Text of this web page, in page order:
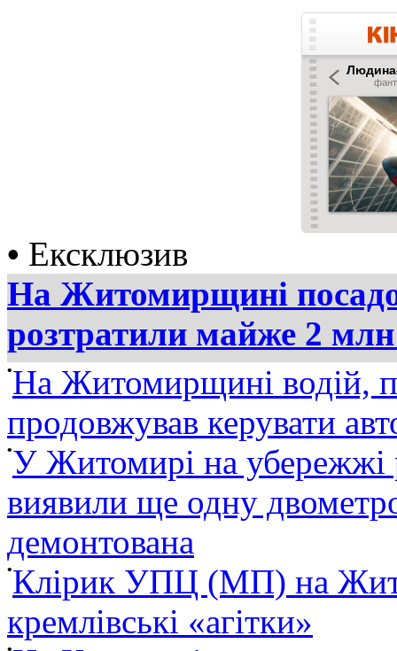
• Ексклюзив
На Житомирщині
розтратили майже 2
•На Житомирщині водій,
продовжував керувати
•У Житомирі на убережжі
виявили ще одну
демонтована
•Клірик УПЦ (МП) на
кремлівські «агітки»